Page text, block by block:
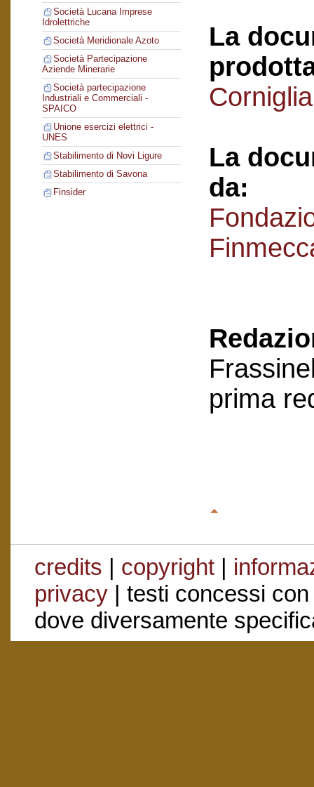
Società Lucana Imprese
Idrolettriche
Società Meridionale Azoto
Società Partecipazione
Aziende Minerarie
Società partecipazione
Industriali e Commerciali -
SPAICO
Unione esercizi elettrici -
UNES
Stabilimento di Novi Ligure
Stabilimento di Savona
Finsider
La
La
da:
prima
credits | copyright|
privacy| testi concessi
dove diversamente